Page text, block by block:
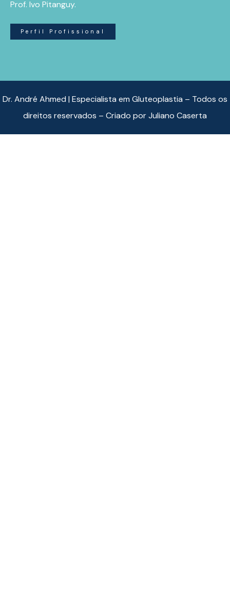
Prof. Ivo Pitanguy.
Perfil Profissional
Dr. André Ahmed | Especialista em Gluteoplastia – Todos os
direitos reservados – Criado porJuliano Caserta